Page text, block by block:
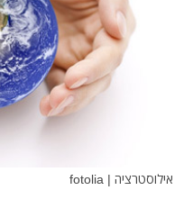
אילוסטרציה | fotolia